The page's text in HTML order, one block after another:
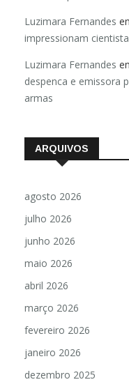
Luzimara Fernandes
impressionam
Luzimara Fernandes
despenca e emissora
armas
ARQUIVOS
agosto 2026
julho 2026
junho 2026
maio 2026
abril 2026
março 2026
fevereiro 2026
janeiro 2026
dezembro 2025